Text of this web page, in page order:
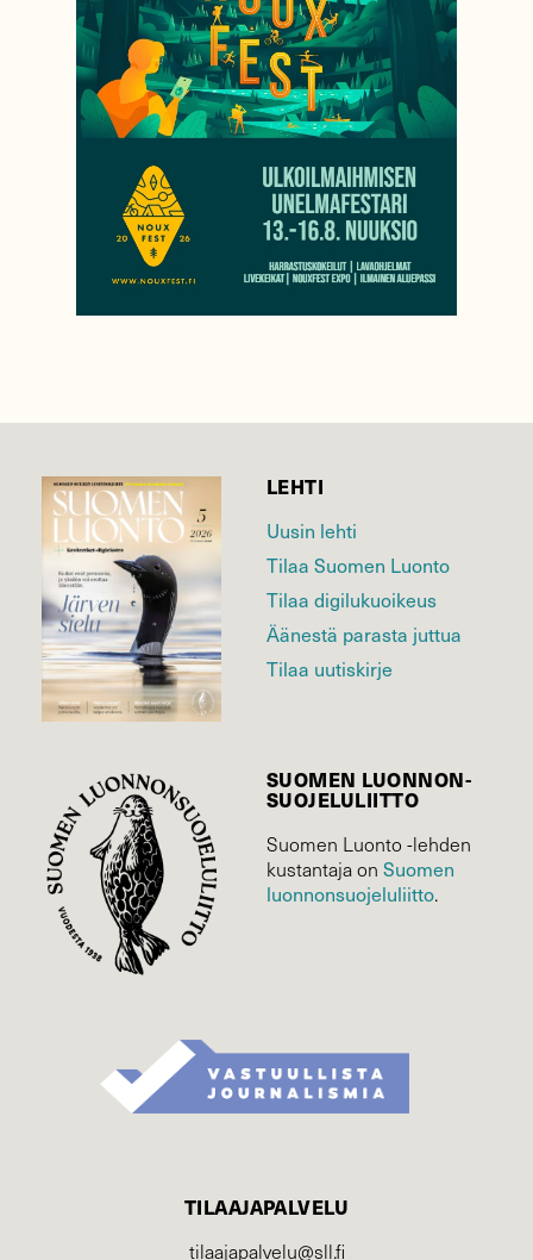
LEHTI
Uusin lehti
Tilaa Suomen Luonto
Tilaa digilukuoikeus
Äänestä parasta juttua
Tilaa uutiskirje
SUOMEN LUONNON­
SUOJELU­LIITTO
Suomen Luonto -lehden
kustantaja on Suomen
luonnonsuojelu­liitto.
TILAAJAPALVELU
tilaajapalvelu@sll.fi